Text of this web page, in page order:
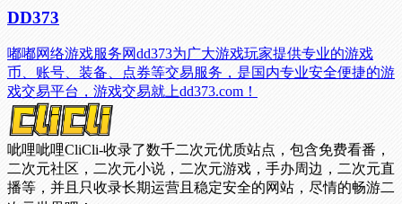
DD373
嘟嘟网络游戏服务网dd373为广大游戏玩家提供专业的游戏
币、账号、装备、点券等交易服务，是国内专业安全便捷的游
戏交易平台，游戏交易就上dd373.com！
呲哩呲哩CliCli-收录了数千二次元优质站点，包含免费看番，
二次元社区，二次元小说，二次元游戏，手办周边，二次元直
播等，并且只收录长期运营且稳定安全的网站，尽情的畅游二